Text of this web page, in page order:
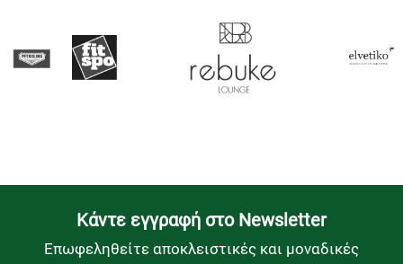
Kάντε εγγραφή στο Newsletter
Επωφεληθείτε αποκλειστικές και μοναδικές